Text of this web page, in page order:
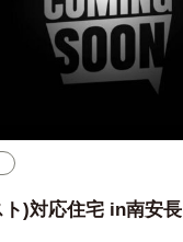
ト)対応住宅 in南安長